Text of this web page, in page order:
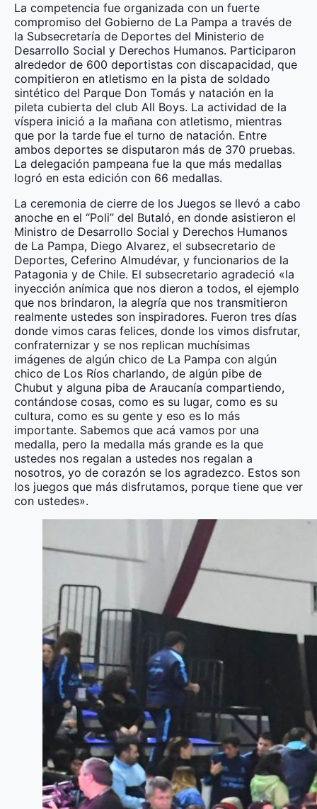
La competencia fue organizada con un fuerte
compromiso del Gobierno de La Pampa a través de
la Subsecretaría de Deportes del Ministerio de
Desarrollo Social y Derechos Humanos. Participaron
alrededor de 600 deportistas con discapacidad, que
compitieron en atletismo en la pista de soldado
sintético del Parque Don Tomás y natación en la
pileta cubierta del club All Boys. La actividad de la
víspera inició a la mañana con atletismo, mientras
que por la tarde fue el turno de natación. Entre
ambos deportes se disputaron más de 370 pruebas.
La delegación pampeana fue la que más medallas
logró en esta edición con 66 medallas.
La ceremonia de cierre de los Juegos se llevó a cabo
anoche en el “Poli” del Butaló, en donde asistieron el
Ministro de Desarrollo Social y Derechos Humanos
de La Pampa, Diego Alvarez, el subsecretario de
Deportes, Ceferino Almudévar, y funcionarios de la
Patagonia y de Chile. El subsecretario agradeció «la
inyección anímica que nos dieron a todos, el ejemplo
que nos brindaron, la alegría que nos transmitieron
realmente ustedes son inspiradores. Fueron tres días
donde vimos caras felices, donde los vimos disfrutar,
confraternizar y se nos replican muchísimas
imágenes de algún chico de La Pampa con algún
chico de Los Ríos charlando, de algún pibe de
Chubut y alguna piba de Araucanía compartiendo,
contándose cosas, como es su lugar, como es su
cultura, como es su gente y eso es lo más
importante. Sabemos que acá vamos por una
medalla, pero la medalla más grande es la que
ustedes nos regalan a ustedes nos regalan a
nosotros, yo de corazón se los agradezco. Estos son
los juegos que más disfrutamos, porque tiene que ver
con ustedes».